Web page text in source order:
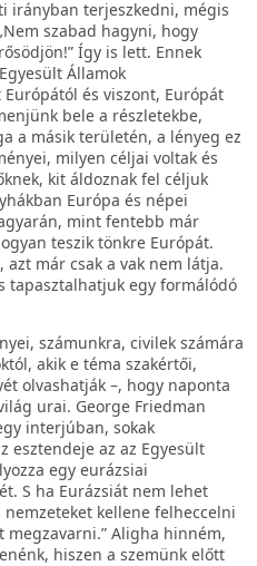
irányban terjeszkedni, mégis
szabad hagyni, hogy
Így is lett. Ennek
Államok
és viszont, Európát
bele a részletekbe,
a másik területén, a lényeg ez
milyen céljai voltak és
kit áldoznak fel céljuk
Európa és népei
mint fentebb már
teszik tönkre Európát.
már csak a vak nem látja.
tapasztalhatjuk egy formálódó
számunkra, civilek számára
akik e téma szakértői,
olvashatják –, hogy naponta
urai. George Friedman
interjúban, sokak
esztendeje az az Egyesült
egy eurázsiai
S ha Eurázsiát nem lehet
kellene felheccelni
megzavarni.” Aligha hinném,
hiszen a szemünk előtt